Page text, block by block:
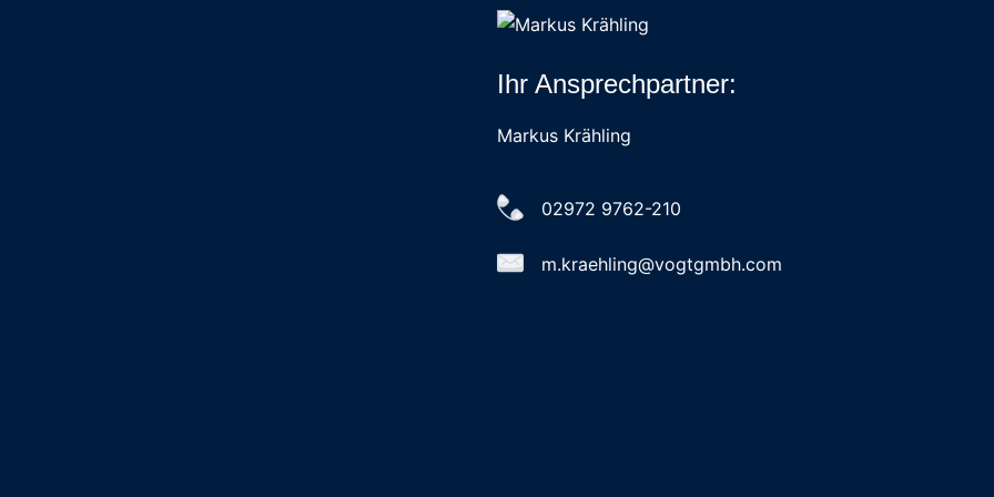
Ihr Ansprechpartner:
Markus Krähling
02972 9762-210
m.kraehling@vogtgmbh.com